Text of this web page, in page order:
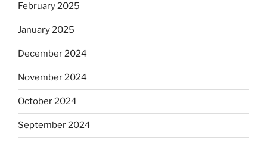
February 2025
January 2025
December 2024
November 2024
October 2024
September 2024